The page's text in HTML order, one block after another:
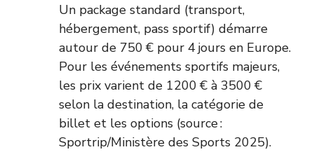
Un package standard (transport,
hébergement, pass sportif) démarre
autour de 750 € pour 4 jours en Europe.
Pour les événements sportifs majeurs,
les prix varient de 1200 € à 3500 €
selon la destination, la catégorie de
billet et les options (source :
Sportrip/Ministère des Sports 2025).